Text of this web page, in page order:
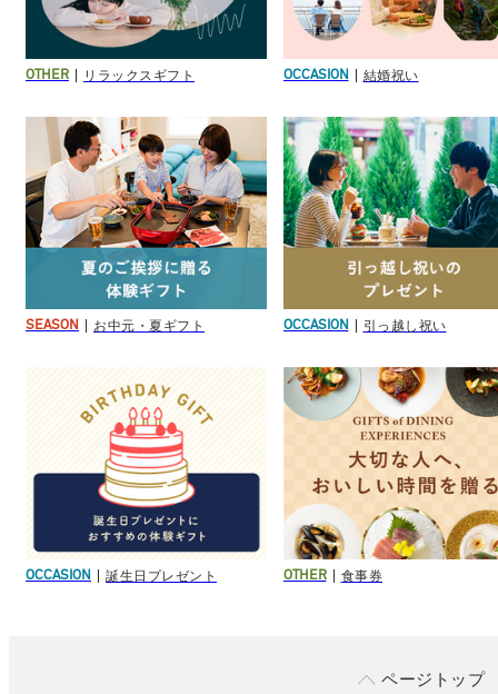
OTHER リラックスギフト OCCASION 結婚祝い
SEASON お中元・夏ギフト OCCASION 引っ越し祝い
OCCASION 誕生日プレゼント OTHER 食事券
ページトップ